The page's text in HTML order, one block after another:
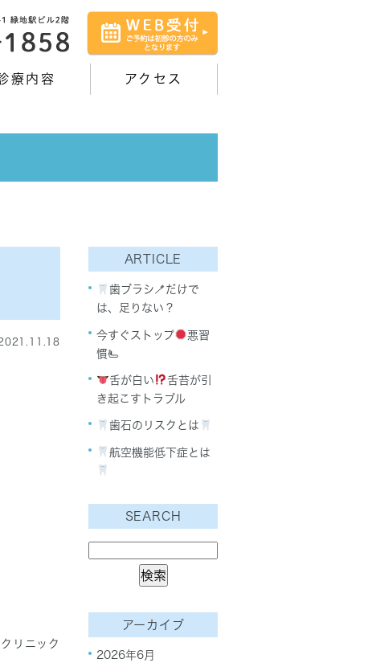
療内容 アクセス
リニック
ARTICLE
歯ブラシ🪥だけで
は、足りない？
今すぐストップ
悪習
慣🫷
舌が白い
舌苔が引
き起こすトラブル
歯石のリスクとは
航空機能低下症とは
SEARCH
アーカイブ
2026年6月